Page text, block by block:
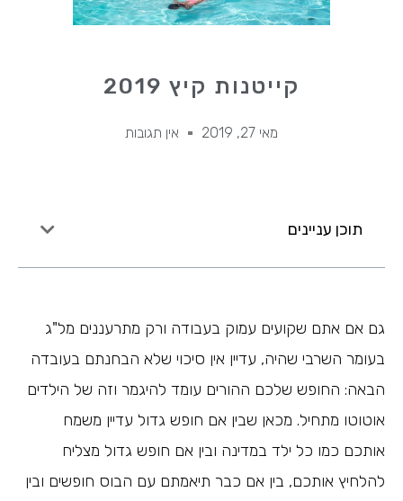
קייטנות קיץ 2019
מאי 27, 2019 אין תגובות
תוכן עניינים
גם אם אתם שקועים עמוק בעבודה ורק מתרעננים מל"ג
בעומר השרבי שהיה, עדיין אין סיכוי שלא הבחנתם בעובדה
הבאה: החופש שלכם ההורים עומד להיגמר וזה של הילדים
אוטוטו מתחיל. מכאן שבין אם חופש גדול עדיין משמח
אותכם כמו כל ילד במדינה ובין אם חופש גדול מצליח
להלחיץ אותכם, בין אם כבר תיאמתם עם הבוס חופשים ובין